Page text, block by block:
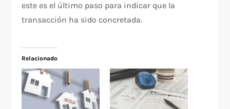
este es el último paso para indicar que la
transacción ha sido concretada.
Relacionado